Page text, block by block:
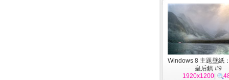
Windows 8 主題壁紙
皇后鎮 #9
1920x1200